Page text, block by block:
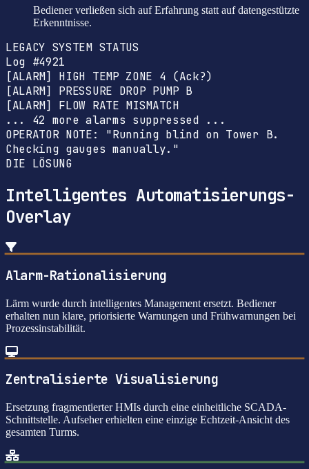
Bediener verließen sich auf Erfahrung statt auf datengestützte
Erkenntnisse.
LEGACY SYSTEM STATUS
Log #4921
[ALARM] HIGH TEMP ZONE 4 (Ack?)
[ALARM] PRESSURE DROP PUMP B
[ALARM] FLOW RATE MISMATCH
... 42 more alarms suppressed ...
OPERATOR NOTE: "Running blind on Tower B.
Checking gauges manually."
DIE LÖSUNG
Intelligentes Automatisierungs-
Overlay
Alarm-Rationalisierung
Lärm wurde durch intelligentes Management ersetzt. Bediener
erhalten nun klare, priorisierte Warnungen und Frühwarnungen bei
Prozessinstabilität.
Zentralisierte Visualisierung
Ersetzung fragmentierter HMIs durch eine einheitliche SCADA-
Schnittstelle. Aufseher erhielten eine einzige Echtzeit-Ansicht des
gesamten Turms.